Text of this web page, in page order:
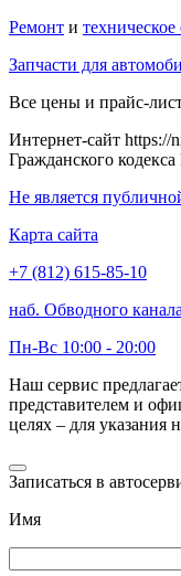
Ремонт и
Запчасти для
Все цены и прайс-
Интернет-сайт https://
Гражданского
Не является
Карта сайта
+7 (812) 615-85-10
наб. Обводного
Пн-Вс 10:00 - 20:00
Наш сервис
представителем и
целях – для указания
Записаться в
Имя